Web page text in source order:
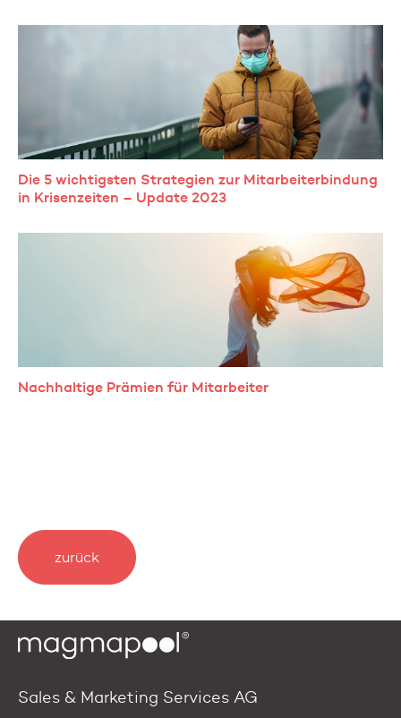
Die 5 wichtigsten Strategien zur Mitarbeiterbindung
in Krisenzeiten – Update 2023
Nachhaltige Prämien für Mitarbeiter
zurück
Sales & Marketing Services AG